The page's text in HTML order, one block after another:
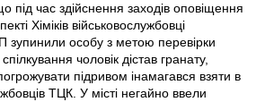
під час здійснення заходів оповіщення
Хіміків військовослужбовці
зупинили особу з метою перевірки
чоловік дістав гранату,
підривом інамагався взяти в
ТЦК. У місті негайно ввели